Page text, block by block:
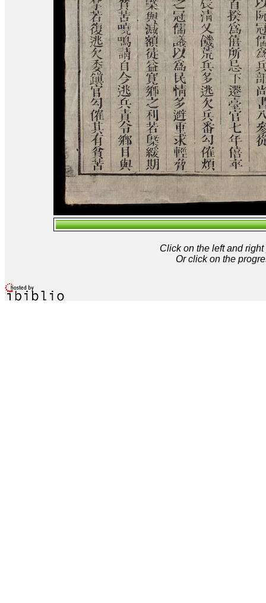
Click on the left and
Or click on the